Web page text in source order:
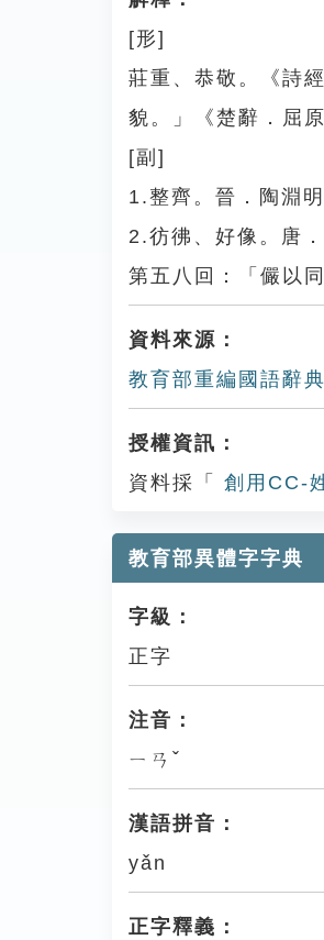
[形]
莊重、恭敬。《詩
貌。」《楚辭．屈
[副]
1.整齊。晉．陶淵
2.彷彿、好像。唐
第五八回：「儼以
資料來源：
教育部重編國語辭
授權資訊：
資料採「
創用CC-
教育部異體字字典
字級：
正字
注音：
ㄧㄢˇ
漢語拼音：
yǎn
正字釋義：